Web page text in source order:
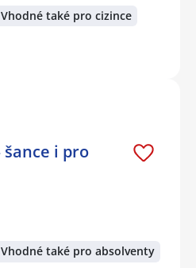
Vhodné také pro cizince
i pro
Vhodné také pro absolventy